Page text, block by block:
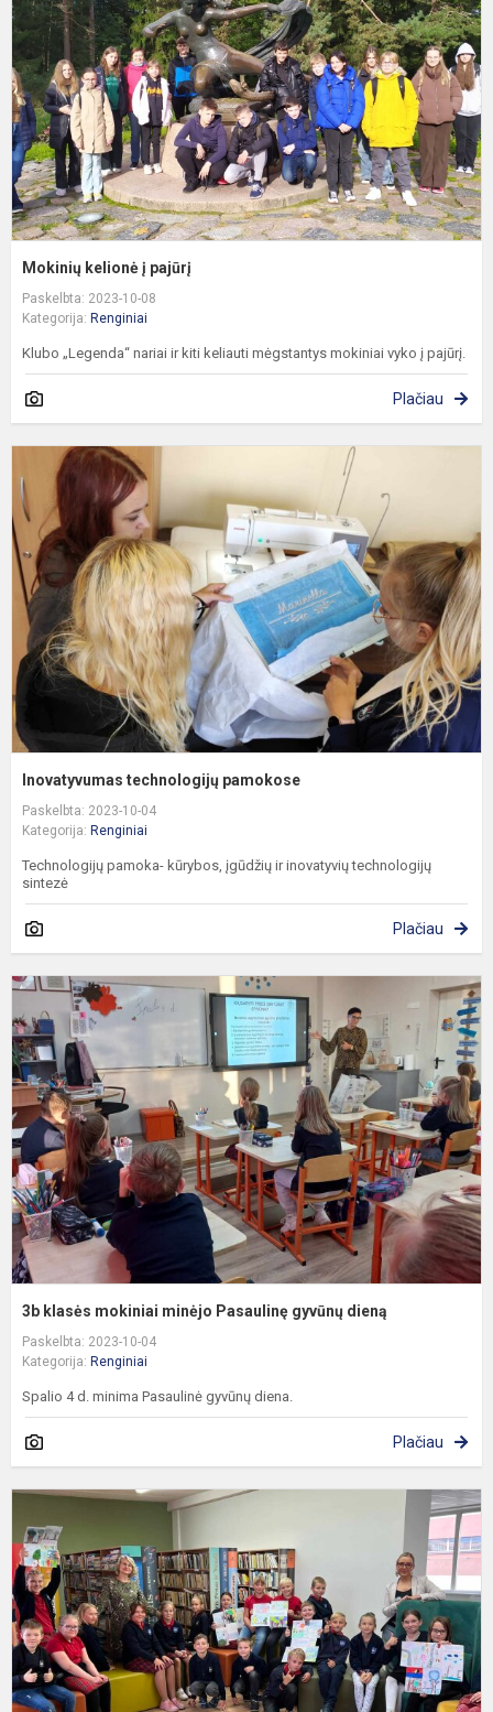
Mokinių kelionė į pajūrį
Paskelbta: 2023-10-08
Kategorija: Renginiai
Klubo „Legenda“ nariai ir kiti keliauti mėgstantys mokiniai vyko į pajūrį.
Plačiau
Inovatyvumas technologijų pamokose
Paskelbta: 2023-10-04
Kategorija: Renginiai
Technologijų pamoka- kūrybos, įgūdžių ir inovatyvių technologijų
sintezė
Plačiau
3b klasės mokiniai minėjo Pasaulinę gyvūnų dieną
Paskelbta: 2023-10-04
Kategorija: Renginiai
Spalio 4 d. minima Pasaulinė gyvūnų diena.
Plačiau